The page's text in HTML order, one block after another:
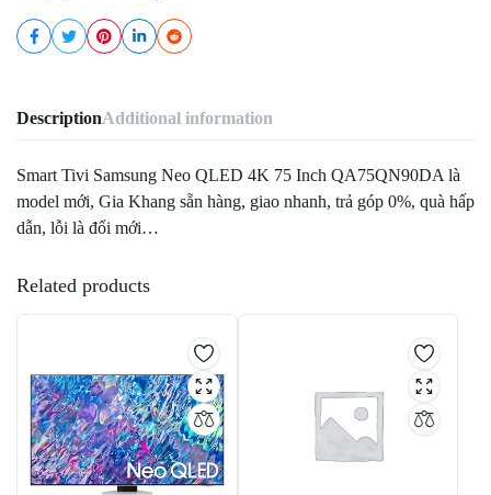
DescriptionAdditional information
Smart Tivi Samsung Neo QLED 4K 75 Inch QA75QN90DA là
model mới, Gia Khang sẵn hàng, giao nhanh, trả góp 0%, quà hấp
dẫn, lỗi là đổi mới…
Related products